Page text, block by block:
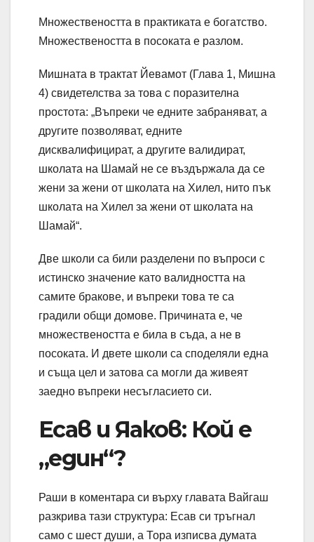
Множествеността в практиката е богатство.
Множествеността в посоката е разлом.
Мишната в трактат Йевамот (Глава 1, Мишна
4) свидетелства за това с поразителна
простота: „Въпреки че едните забраняват, а
другите позволяват, едните
дисквалифицират, а другите валидират,
школата на Шамай не се въздържала да се
жени за жени от школата на Хилел, нито пък
школата на Хилел за жени от школата на
Шамай“.
Две школи са били разделени по въпроси с
истинско значение като валидността на
самите бракове, и въпреки това те са
градили общи домове. Причината е, че
множествеността е била в съда, а не в
посоката. И двете школи са споделяли една
и съща цел и затова са могли да живеят
заедно въпреки несъгласието си.
Есав и Яаков: Кой е
„един“?
Раши в коментара си върху главата Вайгаш
разкрива тази структура: Есав си тръгнал
само с шест души, а Тора изписва думата